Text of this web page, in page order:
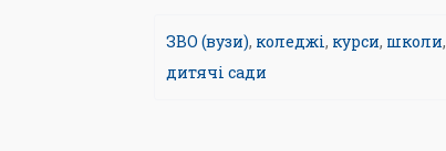
ЗВО (вузи), коледжі, курси, школи,
дитячі сади